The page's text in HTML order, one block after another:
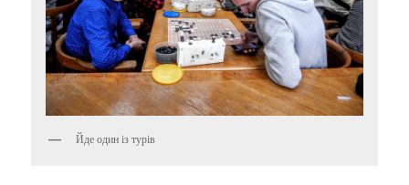
Йде один із турів